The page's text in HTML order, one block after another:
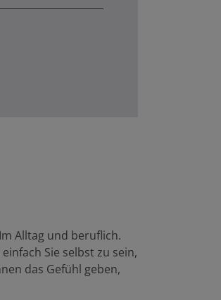
Alltag und beruflich.
Sie selbst zu sein,
das Gefühl geben,